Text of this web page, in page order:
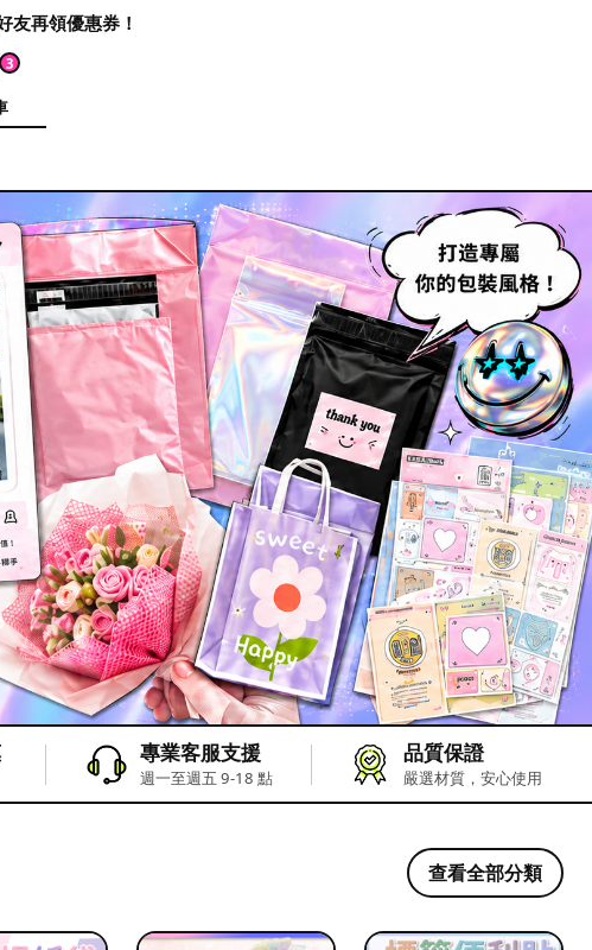
友再領優惠券！
3
專業客服支援
週一至週五 9-18 點
品質保證
嚴選材質，安心使用
查看全部分類